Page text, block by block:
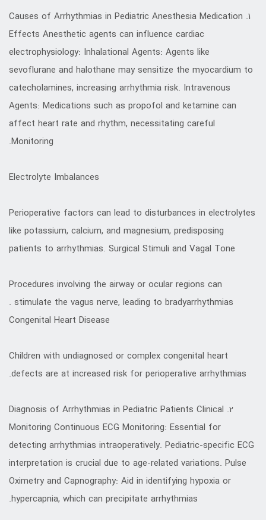
1. Causes of Arrhythmias in Pediatric Anesthesia Medication
Effects Anesthetic agents can influence cardiac
electrophysiology: Inhalational Agents: Agents like
sevoflurane and halothane may sensitize the myocardium to
catecholamines, increasing arrhythmia risk. Intravenous
Agents: Medications such as propofol and ketamine can
affect heart rate and rhythm, necessitating careful
Monitoring.
Electrolyte Imbalances
Perioperative factors can lead to disturbances in electrolytes
like potassium, calcium, and magnesium, predisposing
patients to arrhythmias. Surgical Stimuli and Vagal Tone
Procedures involving the airway or ocular regions can
stimulate the vagus nerve, leading to bradyarrhythmias .
Congenital Heart Disease
Children with undiagnosed or complex congenital heart
defects are at increased risk for perioperative arrhythmias.
2. Diagnosis of Arrhythmias in Pediatric Patients Clinical
Monitoring Continuous ECG Monitoring: Essential for
detecting arrhythmias intraoperatively. Pediatric-specific ECG
interpretation is crucial due to age-related variations. Pulse
Oximetry and Capnography: Aid in identifying hypoxia or
hypercapnia, which can precipitate arrhythmias.